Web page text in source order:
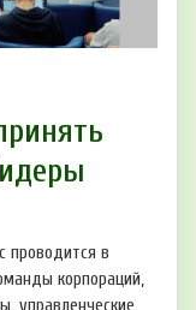
проводится в
корпораций,